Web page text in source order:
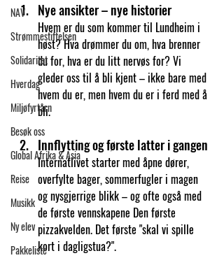
NAV
Strømmestiftelsen
Solidaritet
Hverdag
Miljøfyrtårn
Besøk oss
Global Afrika & Asia
Reise
Musikk
Ny elev
Pakkeliste
Nye ansikter – nye historier
Hvem er du som kommer til Lundheim i
høst? Hva drømmer du om, hva brenner
du for, hva er du litt nervøs for? Vi
gleder oss til å bli kjent – ikke bare med
hvem du er, men hvem du er i ferd med å
bli.
Innflytting og første latter i gangen
Internatlivet starter med åpne dører,
overfylte bager, sommerfugler i magen
og nysgjerrige blikk – og ofte også med
de første vennskapene Den første
pizzakvelden. Det første "skal vi spille
kort i dagligstua?".